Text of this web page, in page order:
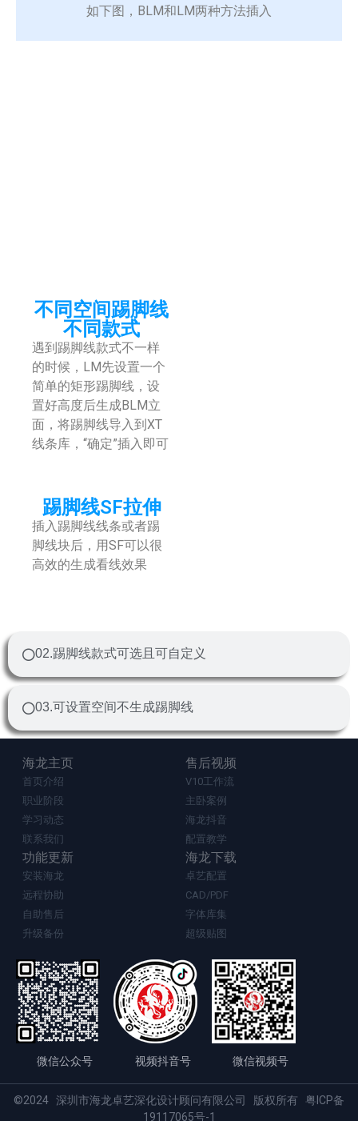
02.踢脚线款式可选且可自定义
03.可设置空间不生成踢脚线
如下图，BLM和LM两种方法插入
不同空间踢脚线
不同款式
遇到踢脚线款式不一样
的时候，LM先设置一个
简单的矩形踢脚线，设
置好高度后生成BLM立
面， 将踢脚线导入到XT
线条库，“确定”插入即可
踢脚线SF拉伸
插入踢脚线线条或者踢
脚线块后，用SF可以很
高效的生成看线效果
海龙主页
首页介绍
职业阶段
学习动态
联系我们
售后视频
V10工作流
主卧案例
海龙抖音
配置教学
功能更新
安装海龙
远程协助
自助售后
升级备份
海龙下载
卓艺配置
CAD/PDF
字体库集
超级贴图
微信公众号 视频抖音号 微信视频号
©2024 深圳市海龙卓艺深化设计顾问有限公司 版权所有 粤ICP备
19117065号-1